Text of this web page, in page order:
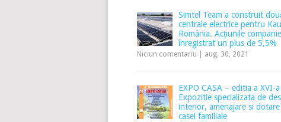
Simtel Team a construit
centrale electrice pentru
România. Acțiunile
înregistrat un plus de 5,5%
Niciun comentariu aug. 30, 2021
EXPO CASA – editia a XVI-
Expozitie specializata de
interior, amenajare si dotare
casei familiale